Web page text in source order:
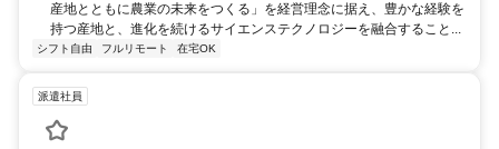
産地とともに農業の未来をつくる」を経営理念に据え、豊かな経験を
持つ産地と、進化を続けるサイエンステクノロジーを融合すること...
シフト自由 フルリモート 在宅OK
派遣社員